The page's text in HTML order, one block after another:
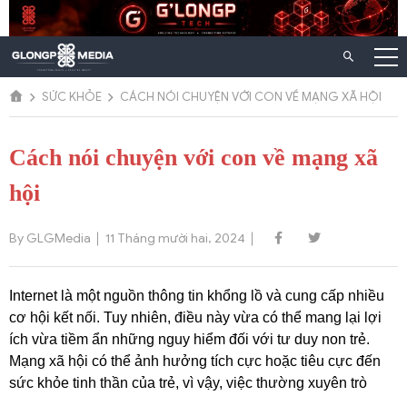
Chuyển
đến
dung
SỨC KHỎE
CÁCH NÓI CHUYỆN VỚI CON VỀ MẠNG XÃ HỘI
Cách nói chuyện với con về mạng xã
hội
By GLGMedia 11 Tháng mười hai, 2024
Internet là một nguồn thông tin khổng lồ và cung cấp nhiều
cơ hội kết nối. Tuy nhiên, điều này vừa có thể mang lại lợi
ích vừa tiềm ẩn những nguy hiểm đối với tư duy non trẻ.
Mạng xã hội có thể ảnh hưởng tích cực hoặc tiêu cực đến
sức khỏe tinh thần của trẻ, vì vậy, việc thường xuyên trò